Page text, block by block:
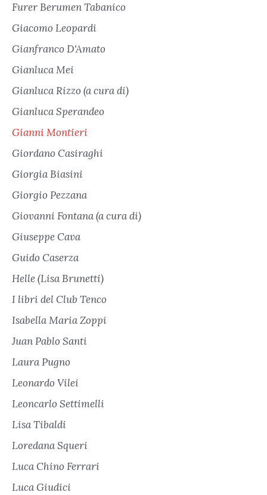
Furer Berumen Tabanico
Giacomo Leopardi
Gianfranco D'Amato
Gianluca Mei
Gianluca Rizzo (a cura di)
Gianluca Sperandeo
Gianni Montieri
Giordano Casiraghi
Giorgia Biasini
Giorgio Pezzana
Giovanni Fontana (a cura di)
Giuseppe Cava
Guido Caserza
Helle (Lisa Brunetti)
I libri del Club Tenco
Isabella Maria Zoppi
Juan Pablo Santi
Laura Pugno
Leonardo Vilei
Leoncarlo Settimelli
Lisa Tibaldi
Loredana Squeri
Luca Chino Ferrari
Luca Giudici